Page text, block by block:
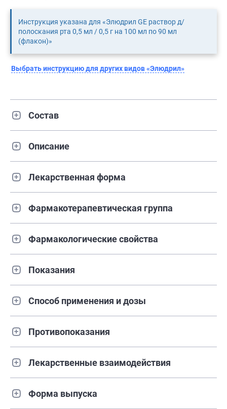
Инструкция указана для «Элюдрил GE раствор д/
полоскания рта 0,5 мл / 0,5 г на 100 мл по 90 мл
(флакон)»
Выбрать инструкцию для других видов «Элюдрил»
Состав
Описание
Лекарственная форма
Фармакотерапевтическая группа
Фармакологические свойства
Показания
Способ применения и дозы
Противопоказания
Лекарственные взаимодействия
Форма выпуска